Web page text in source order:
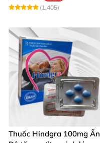
(1,405)
Thuốc Hindgra 100mg Ấn